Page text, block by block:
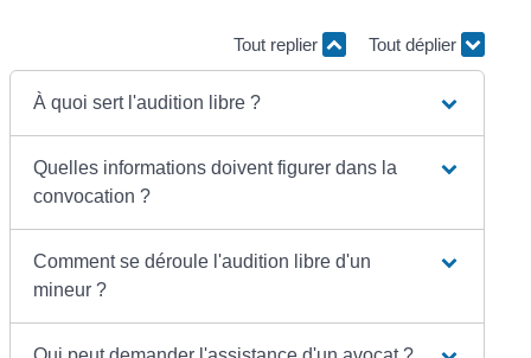
Tout replier Tout déplier
À quoi sert l'audition libre ?
Quelles informations doivent figurer dans la
convocation ?
Comment se déroule l'audition libre d'un
mineur ?